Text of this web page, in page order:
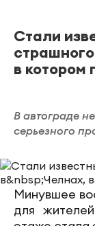
Стали
в котором
В автограде
серьезного
Минувшее
для